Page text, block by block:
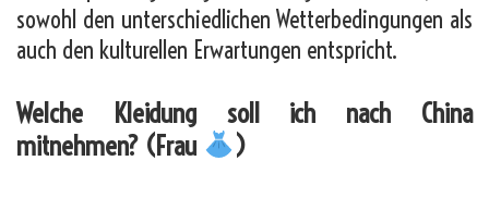
sowohl den unterschiedlichen Wetterbedingungen als
auch den kulturellen Erwartungen entspricht.
Welche Kleidung soll ich nach China
mitnehmen? (Frau
)